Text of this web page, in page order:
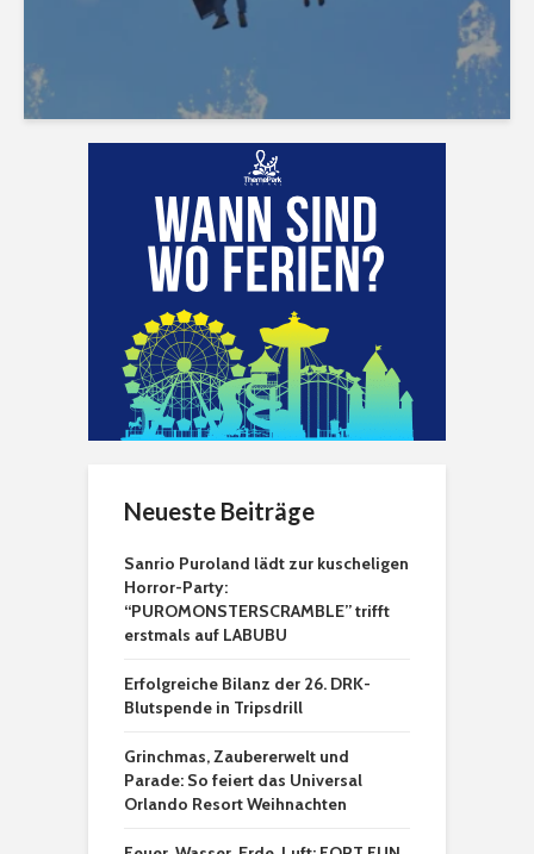
Neueste Beiträge
Sanrio Puroland lädt zur kuscheligen
Horror-Party:
“PUROMONSTERSCRAMBLE” trifft
erstmals auf LABUBU
Erfolgreiche Bilanz der 26. DRK-
Blutspende in Tripsdrill
Grinchmas, Zaubererwelt und
Parade: So feiert das Universal
Orlando Resort Weihnachten